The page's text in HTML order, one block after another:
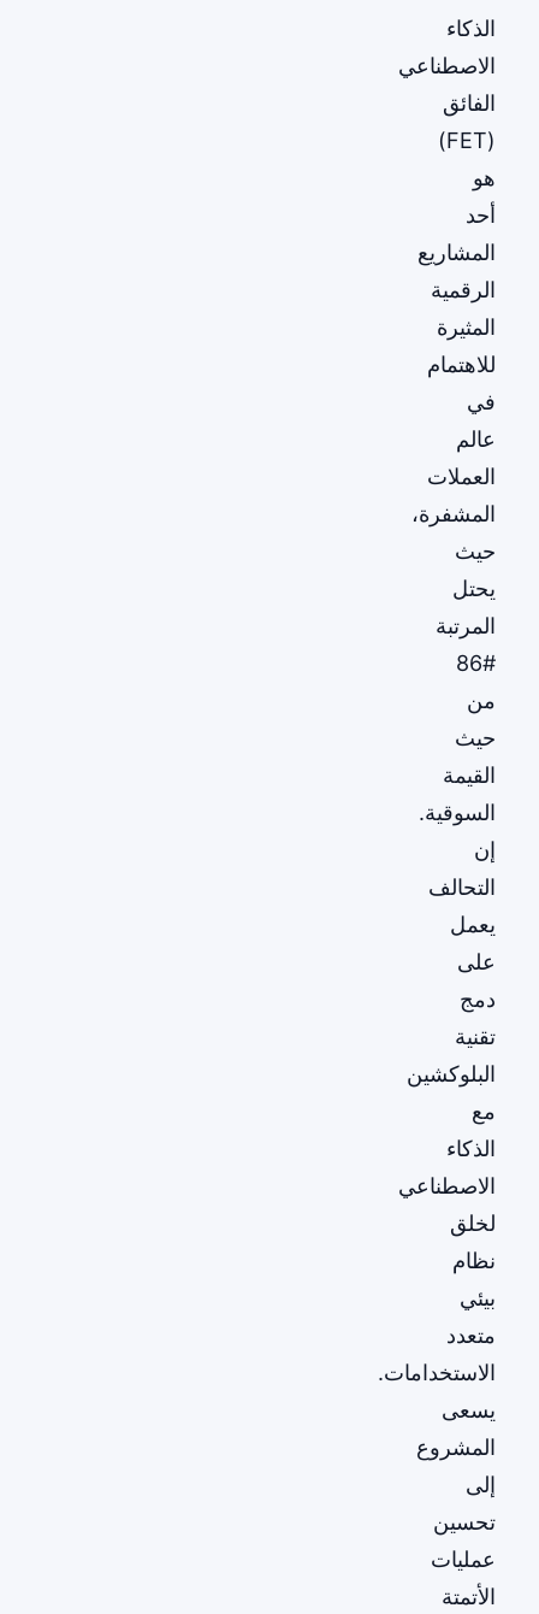
الذكاء
الاصطناعي
الفائق
(FET)
هو
أحد
المشاريع
الرقمية
المثيرة
للاهتمام
في
عالم
العملات
المشفرة،
حيث
يحتل
المرتبة
#86
من
حيث
القيمة
السوقية.
إن
التحالف
يعمل
على
دمج
تقنية
البلوكشين
مع
الذكاء
الاصطناعي
لخلق
نظام
بيئي
متعدد
الاستخدامات.
يسعى
المشروع
إلى
تحسين
عمليات
الأتمتة